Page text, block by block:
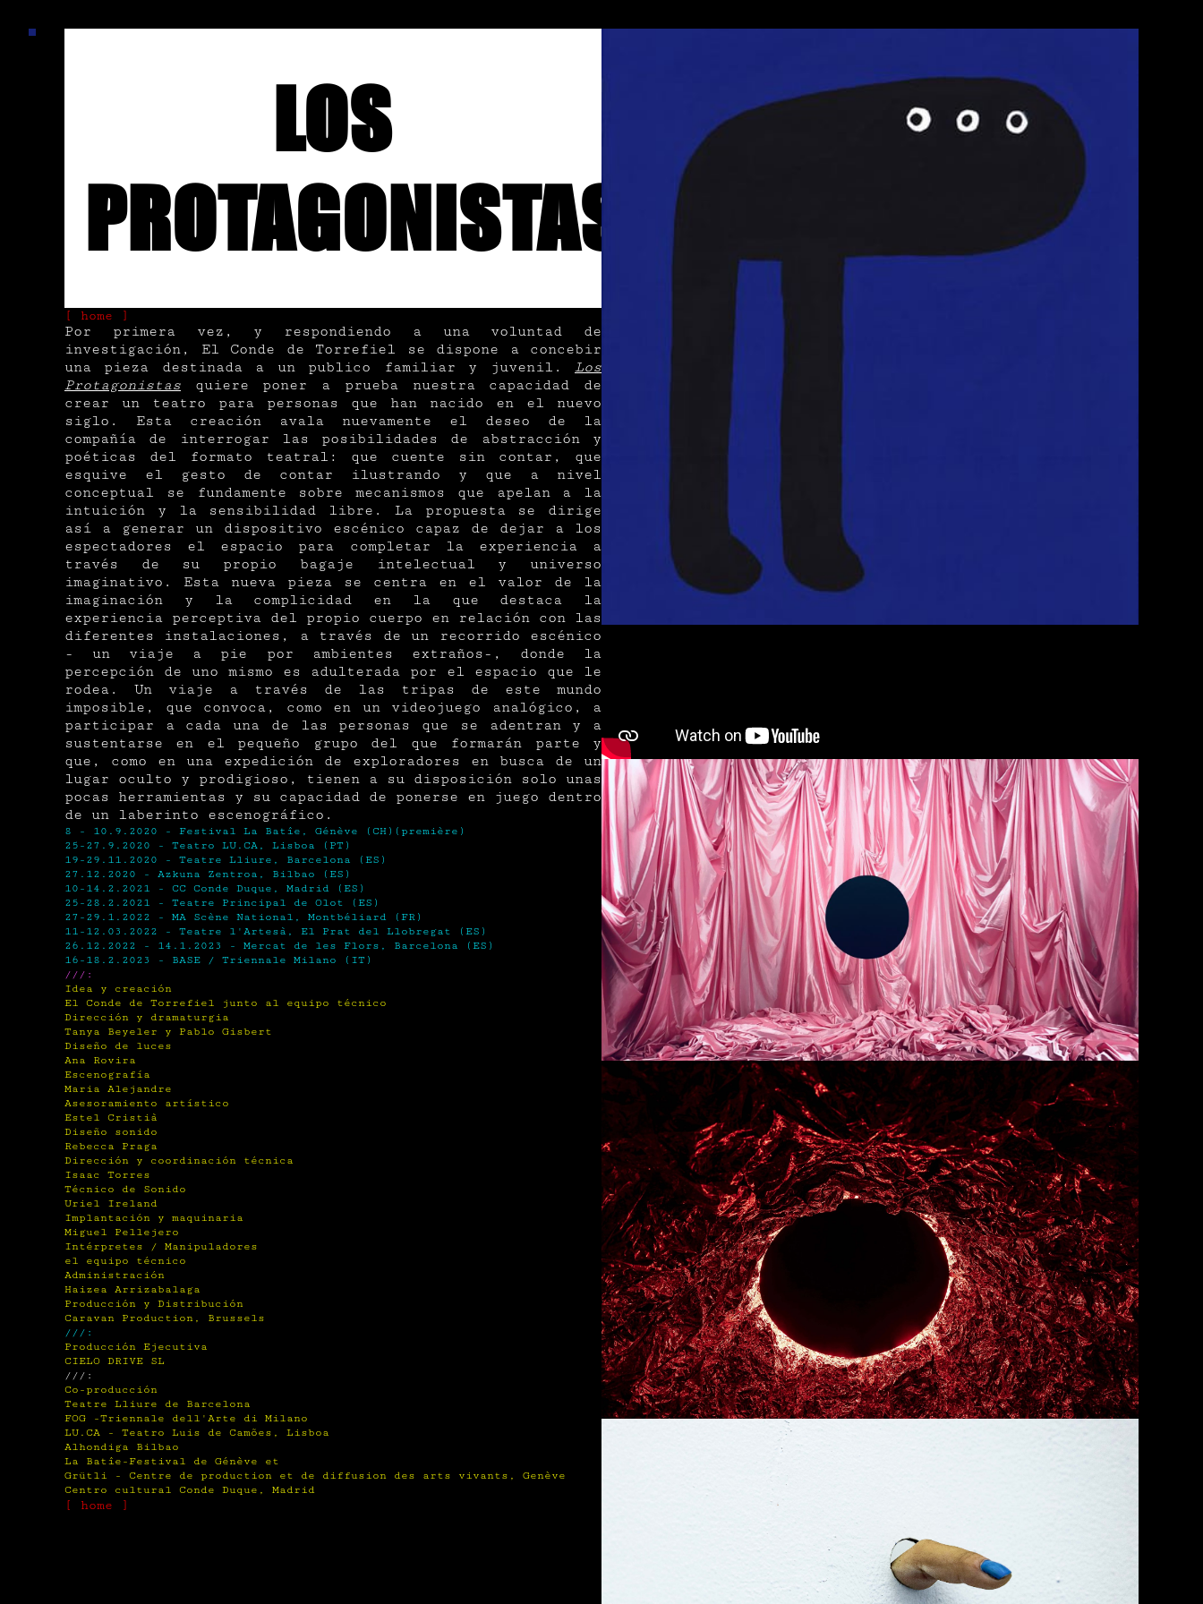
LOS
PROTAGONISTAS
[ home ]
Por primera vez, y respondiendo a una voluntad de
investigación, El Conde de Torreﬁel se dispone a concebir
una pieza destinada a un publico familiar y juvenil. Los
Protagonistas quiere poner a prueba nuestra capacidad de
crear un teatro para personas que han nacido en el nuevo
siglo. Esta creación avala nuevamente el deseo de la
compañía de interrogar las posibilidades de abstracción y
poéticas del formato teatral: que cuente sin contar, que
esquive el gesto de contar ilustrando y que a nivel
conceptual se fundamente sobre mecanismos que apelan a la
intuición y la sensibilidad libre. La propuesta se dirige
así a generar un dispositivo escénico capaz de dejar a los
espectadores el espacio para completar la experiencia a
través de su propio bagaje intelectual y universo
imaginativo. Esta nueva pieza se centra en el valor de la
imaginación y la complicidad en la que destaca la
experiencia perceptiva del propio cuerpo en relación con las
diferentes instalaciones, a través de un recorrido escénico
- un viaje a pie por ambientes extraños-, donde la
percepción de uno mismo es adulterada por el espacio que le
rodea. Un viaje a través de las tripas de este mundo
imposible, que convoca, como en un videojuego analógico, a
participar a cada una de las personas que se adentran y a
sustentarse en el pequeño grupo del que formarán parte y
que, como en una expedición de exploradores en busca de un
lugar oculto y prodigioso, tienen a su disposición solo unas
pocas herramientas y su capacidad de ponerse en juego dentro
de un laberinto escenográfico.
8 - 10.9.2020 - Festival La Batîe, Génève (CH)(première)
25-27.9.2020 - Teatro LU.CA, Lisboa (PT)
19-29.11.2020 - Teatre Lliure, Barcelona (ES)
27.12.2020 - Azkuna Zentroa, Bilbao (ES)
10-14.2.2021 - CC Conde Duque, Madrid (ES)
25-28.2.2021 - Teatre Principal de Olot (ES)
27-29.1.2022 - MA Scène National, Montbéliard (FR)
11-12.03.2022 - Teatre l'Artesà, El Prat del Llobregat (ES)
26.12.2022 - 14.1.2023 - Mercat de les Flors, Barcelona (ES)
16-18.2.2023 - BASE / Triennale Milano (IT)
///:
Idea y creación
El Conde de Torrefiel junto al equipo técnico
Dirección y dramaturgia
Tanya Beyeler y Pablo Gisbert
Diseño de luces
Ana Rovira
Escenografía
Maria Alejandre
Asesoramiento artístico
Estel Cristià
Diseño sonido
Rebecca Praga
Dirección y coordinación técnica
Isaac Torres
Técnico de Sonido
Uriel Ireland
Implantación y maquinaria
Miguel Pellejero
Intérpretes / Manipuladores
el equipo técnico
Administración
Haizea Arrizabalaga
Producción y Distribución
Caravan Production, Brussels
///:
Producción Ejecutiva
CIELO DRIVE SL
///:
Co-producción
Teatre Lliure de Barcelona
FOG -Triennale dell'Arte di Milano
LU.CA - Teatro Luis de Camões, Lisboa
Alhondiga Bilbao
La Batîe-Festival de Génève et
Grütli - Centre de production et de diffusion des arts vivants, Genève
Centro cultural Conde Duque, Madrid
[ home ]